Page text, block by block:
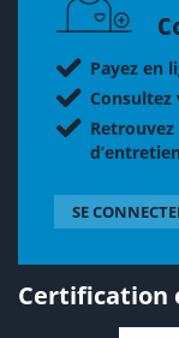
Payez en
Consultez
d’entretien
SE
Certification